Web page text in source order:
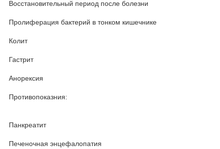
Восстановительный период после болезни
Пролиферация бактерий в тонком кишечнике
Колит
Гастрит
Анорексия
Противопоказния:
Панкреатит
Печеночная энцефалопатия